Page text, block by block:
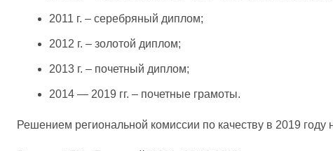
2011 г. – серебряный диплом;
2012 г. – золотой диплом;
2013 г. – почетный диплом;
2014 — 2019 гг. – почетные грамоты.
Решением региональной комиссии по качеству в 2019